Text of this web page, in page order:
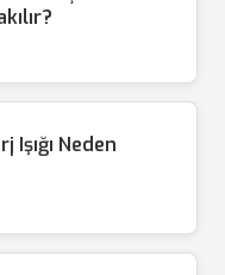
Neden